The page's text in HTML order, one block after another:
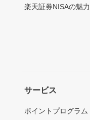
楽天証券NISAの魅力
サービス
ポイントプログラム